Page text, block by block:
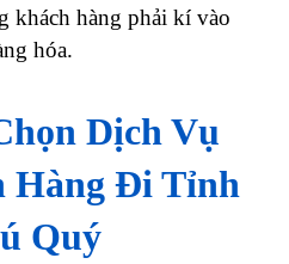
khách hàng phải kí vào
hóa.
Dịch Vụ
Hàng Đi Tỉnh
Quý